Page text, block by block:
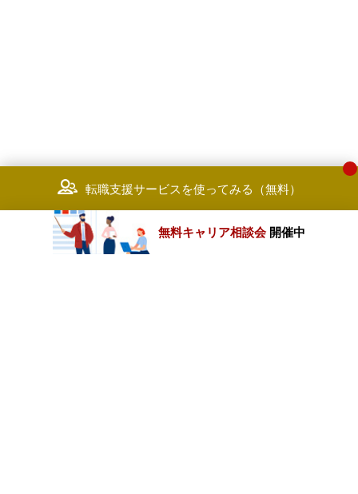
転職支援サービスを使ってみる（無料）
無料キャリア相談会 開催中